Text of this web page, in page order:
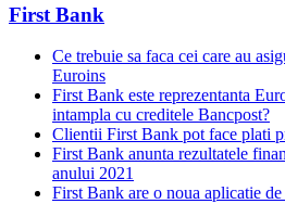
First Bank
Ce trebuie sa faca cei care au
Euroins
First Bank este reprezentanta
intampla cu creditele Bancpost?
Clientii First Bank pot face plati
First Bank anunta rezultatele
anului 2021
First Bank are o noua aplicatie